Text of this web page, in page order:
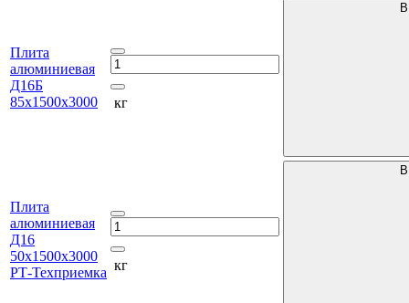
Плита
алюминиевая
Д16Б
85х1500х3000
кг
Плита
алюминиевая
Д16
50х1500х3000
РТ-Техприемка кг